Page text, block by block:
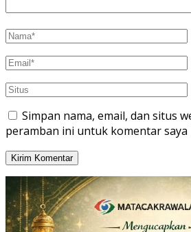
Simpan nama, email, dan situs
peramban ini untuk komentar saya